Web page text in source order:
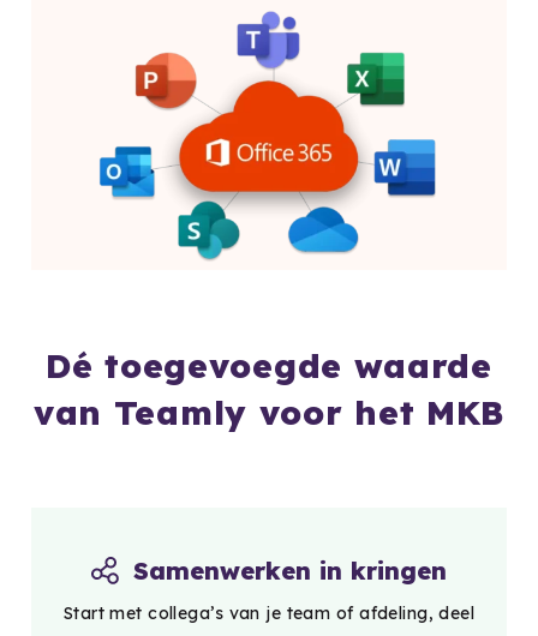
Dé toegevoegde waarde
van Teamly voor het MKB
Samenwerken in kringen
Start met collega’s van je team of afdeling, deel